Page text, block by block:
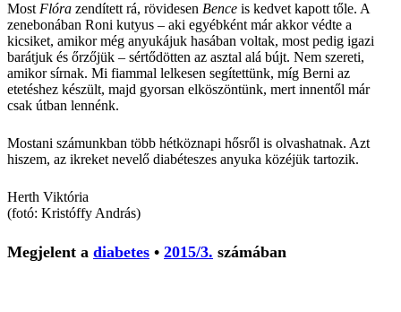
Most Flóra zendített rá, rövidesen Bence is kedvet kapott tőle. A
zenebonában Roni kutyus – aki egyébként már akkor védte a
kicsiket, amikor még anyukájuk hasában voltak, most pedig igazi
barátjuk és őrzőjük – sértődötten az asztal alá bújt. Nem szereti,
amikor sírnak. Mi fiammal lelkesen segítettünk, míg Berni az
etetéshez készült, majd gyorsan elköszöntünk, mert innentől már
csak útban lennénk.
Mostani számunkban több hétköznapi hősről is olvashatnak. Azt
hiszem, az ikreket nevelő diabéteszes anyuka közéjük tartozik.
Herth Viktória
(fotó: Kristóffy András)
Megjelent a diabetes • 2015/3. számában